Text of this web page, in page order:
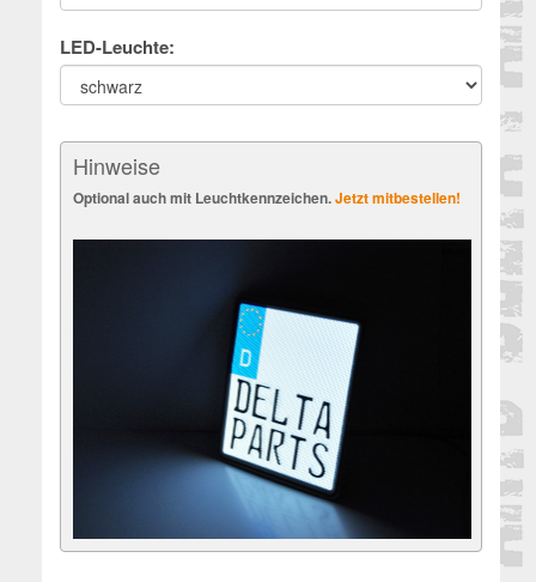
LED-Leuchte:
Hinweise
Optional auch mit Leuchtkennzeichen.Jetzt mitbestellen!